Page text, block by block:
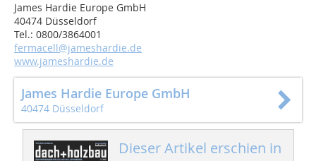
James Hardie Europe GmbH
40474 Düsseldorf
Tel.: 0800/3864001
fermacell@jameshardie.de
www.jameshardie.de
James Hardie Europe GmbH
40474 Düsseldorf
Dieser Artikel erschien in